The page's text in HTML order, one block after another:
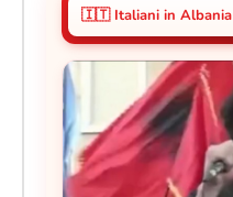
🇮🇹 Italiani in Albania